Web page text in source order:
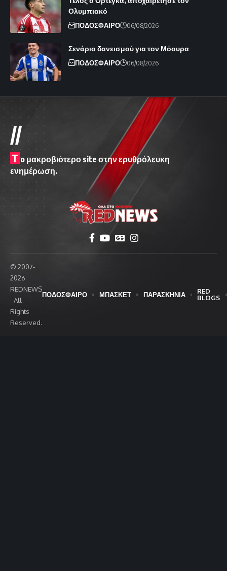
Ολυμπιακό
ΠΟΔΟΣΦΑΙΡΟ 06/08/2026
Σενάριο δανεισμού για τον Μόουρα
ΠΟΔΟΣΦΑΙΡΟ 06/08/2026
//
T o μακροβιότερο site στην ερυθρόλευκη
ενημέρωση.
© 2007-
2026
REDNEWS
- All
Rights
Reserved.
ΠΟΔΟΣΦΑΙΡΟ ΜΠΑΣΚΕΤ ΠΑΡΑΣΚΗΝΙΑ
RED
BLOGS